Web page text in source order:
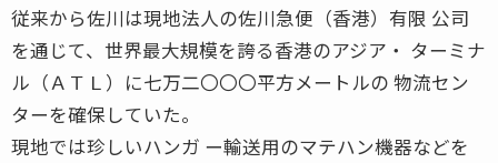
従来から佐川は現地法人の佐川急便（香港）有限 公司
を通じて、世界最大規模を誇る香港のアジア・ ターミナ
ル（ＡＴＬ）に七万二〇〇〇平方メートルの 物流セン
ターを確保していた。
現地では珍しいハンガ ー輸送用のマテハン機器などを